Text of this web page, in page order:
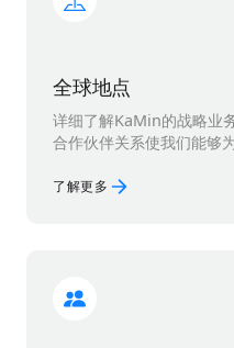
全球地点
详细了解KaMin的战略业
合作伙伴关系使我们能够
了解更多